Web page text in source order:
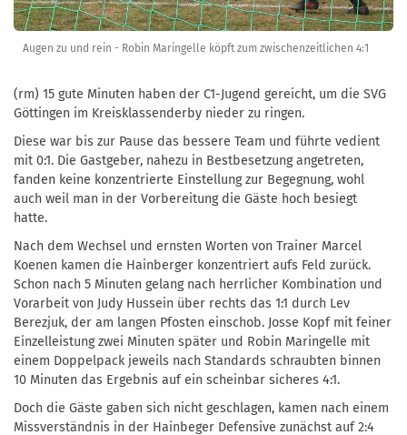
Augen zu und rein - Robin Maringelle köpft zum zwischenzeitlichen 4:1
(rm) 15 gute Minuten haben der C1-Jugend gereicht, um die SVG
Göttingen im Kreisklassenderby nieder zu ringen.
Diese war bis zur Pause das bessere Team und führte vedient
mit 0:1. Die Gastgeber, nahezu in Bestbesetzung angetreten,
fanden keine konzentrierte Einstellung zur Begegnung, wohl
auch weil man in der Vorbereitung die Gäste hoch besiegt
hatte.
Nach dem Wechsel und ernsten Worten von Trainer Marcel
Koenen kamen die Hainberger konzentriert aufs Feld zurück.
Schon nach 5 Minuten gelang nach herrlicher Kombination und
Vorarbeit von Judy Hussein über rechts das 1:1 durch Lev
Berezjuk, der am langen Pfosten einschob. Josse Kopf mit feiner
Einzelleistung zwei Minuten später und Robin Maringelle mit
einem Doppelpack jeweils nach Standards schraubten binnen
10 Minuten das Ergebnis auf ein scheinbar sicheres 4:1.
Doch die Gäste gaben sich nicht geschlagen, kamen nach einem
Missverständnis in der Hainbeger Defensive zunächst auf 2:4